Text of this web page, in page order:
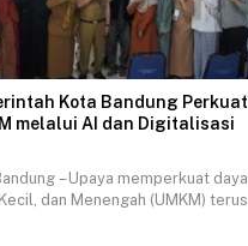
Kota Bandung Perkuat
melalui AI dan Digitalisasi
– Upaya memperkuat daya
dan Menengah (UMKM) terus